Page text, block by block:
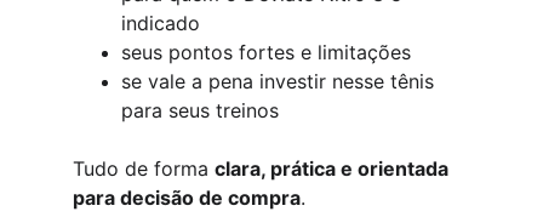
indicado
seus pontos fortes e limitações
se vale a pena investir nesse tênis
para seus treinos
Tudo de forma clara, prática e orientada
para decisão de compra.